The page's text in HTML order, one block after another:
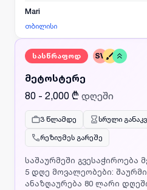
"პერსონალურ მონაცემთა
საქართველოს კანონის
შესაბამისობის
გამოყენებულ იქნას სხვა
და შეინახება მაქსიმუმ 1
მადლობას გიხდით
წარმატებას!
Mari
თბილისი
სასწრაფოდ SV
მეტოსტერე
80 - 2,000 ₾ დღეში
3 წლამდე სრული
რეზიუმეს გარეშე
საშაურმეში გვესაჭიროება მეტოსტერე,
5 დღე მოვალეობები:
ანაზღაურება 80 ლარი